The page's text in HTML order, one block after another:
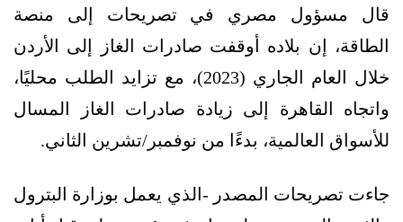
قال مسؤول مصري في تصريحات إلى منصة
الطاقة، إن بلاده أوقفت صادرات الغاز إلى الأردن
خلال العام الجاري (2023)، مع تزايد الطلب محليًا،
واتجاه القاهرة إلى زيادة صادرات الغاز المسال
للأسواق العالمية، بدءًا من نوفمبر/تشرين الثاني.
جاءت تصريحات المصدر -الذي يعمل بوزارة البترول